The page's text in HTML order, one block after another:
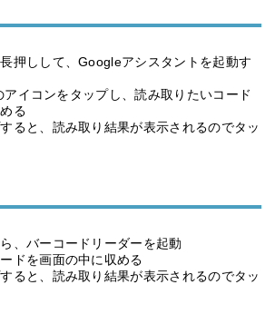
押しして、Googleアシスタントを起動す
イコンをタップし、読み取りたいコード
る
ると、読み取り結果が表示されるのでタッ
、バーコードリーダーを起動
ドを画面の中に収める
ると、読み取り結果が表示されるのでタッ